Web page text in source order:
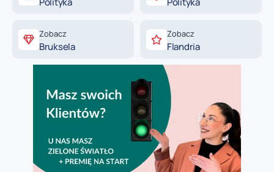
Zobacz
Bruksela
Zobacz
Flandria